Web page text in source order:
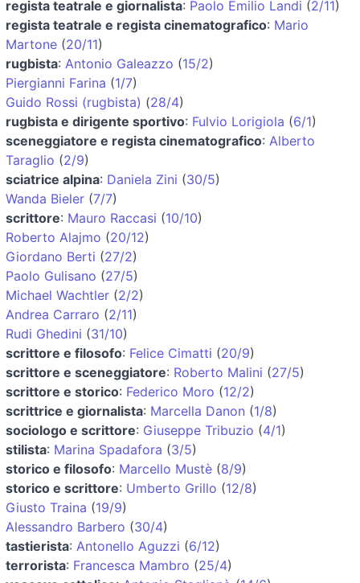
regista teatrale e giornalista: Paolo Emilio Landi (2/11)
regista teatrale e regista cinematografico: Mario
Martone (20/11)
rugbista: Antonio Galeazzo (15/2)
Piergianni Farina (1/7)
Guido Rossi (rugbista) (28/4)
rugbista e dirigente sportivo: Fulvio Lorigiola (6/1)
sceneggiatore e regista cinematografico: Alberto
Taraglio (2/9)
sciatrice alpina: Daniela Zini (30/5)
Wanda Bieler (7/7)
scrittore: Mauro Raccasi (10/10)
Roberto Alajmo (20/12)
Giordano Berti (27/2)
Paolo Gulisano (27/5)
Michael Wachtler (2/2)
Andrea Carraro (2/11)
Rudi Ghedini (31/10)
scrittore e filosofo: Felice Cimatti (20/9)
scrittore e sceneggiatore: Roberto Malini (27/5)
scrittore e storico: Federico Moro (12/2)
scrittrice e giornalista: Marcella Danon (1/8)
sociologo e scrittore: Giuseppe Tribuzio (4/1)
stilista: Marina Spadafora (3/5)
storico e filosofo: Marcello Mustè (8/9)
storico e scrittore: Umberto Grillo (12/8)
Giusto Traina (19/9)
Alessandro Barbero (30/4)
tastierista: Antonello Aguzzi (6/12)
terrorista: Francesca Mambro (25/4)